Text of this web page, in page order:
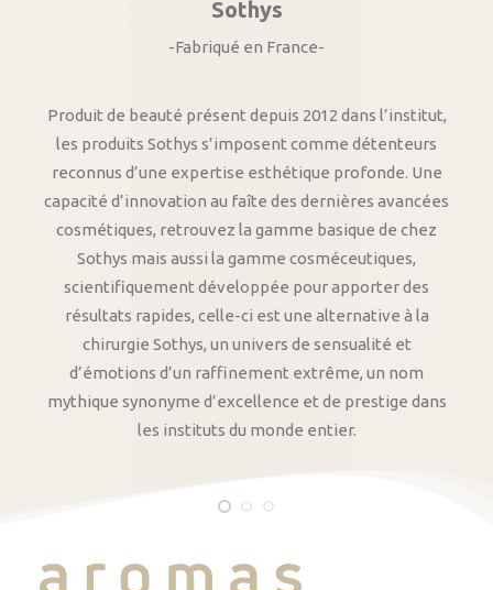
Sothys
-Fabriqué en France-
Produit de beauté présent depuis 2012 dans l’institut,
les produits Sothys s’imposent comme détenteurs
reconnus d’une expertise esthétique profonde. Une
capacité d’innovation au faîte des dernières avancées
cosmétiques, retrouvez la gamme basique de chez
Sothys mais aussi la gamme cosméceutiques,
scientifiquement développée pour apporter des
résultats rapides, celle-ci est une alternative à la
chirurgie Sothys, un univers de sensualité et
d’émotions d’un raffinement extrême, un nom
mythique synonyme d’excellence et de prestige dans
les instituts du monde entier.